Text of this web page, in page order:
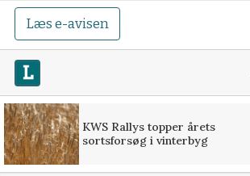
Læs e-avisen
KWS Rallys topper årets
sortsforsøg i vinterbyg